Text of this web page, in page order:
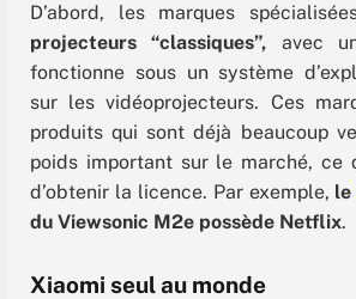
D’abord, les marques
projecteurs “classiques”, avec
fonctionne sous un système
sur les vidéoprojecteurs. Ces
produits qui sont déjà beaucoup
poids important sur le marché, ce
d’obtenir la licence. Par exemple, le
du Viewsonic M2e possède Netflix.
Xiaomi seul au monde